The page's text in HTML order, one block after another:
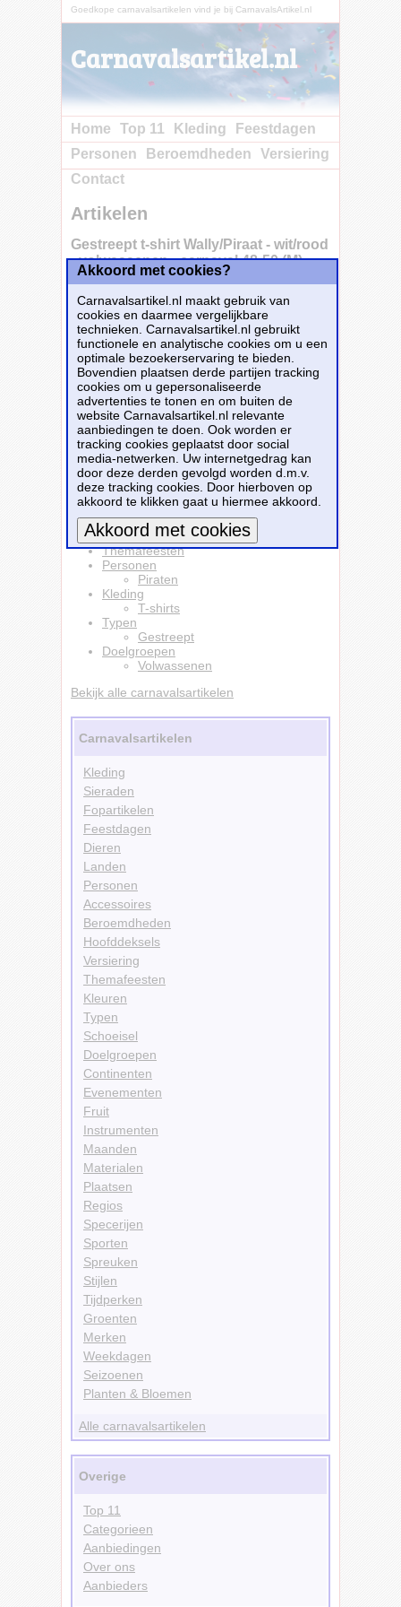
Goedkope carnavalsartikelen vind je bij CarnavalsArtikel.nl
Carnavalsartikel.nl
Home Top 11 Kleding
Feestdagen
Personen
Beroemdheden
Versiering
Contact
Artikelen
Gestreept t-shirt Wally/Piraat - wit/rood
- volwassenen - carnaval 48-50 (M) -
Gestreept heren t-shirt in de kleuren wit/rood.
Katoenen heren t-shirt met lange mouwen en
wit met rode strepen. Verkleed je met dit wit
met rood gestreepte shirt als een piraat, clown
of Waar is Wally reiziger. Carnaval
verkleedkleding shirts.
Dit carnavalsartikelGestreept t-shirt
Wally/Piraat - wit/rood - volwassenen -
carnaval 48-50 (M) -is te bestellen bij
en-feest.nlvoor€ 13,99.
Bestellen
Beroemdheden
Themafeesten
Personen
Piraten
Kleding
T-shirts
Typen
Gestreept
Doelgroepen
Volwassenen
Bekijk alle carnavalsartikelen
Carnavalsartikelen
Kleding
Sieraden
Fopartikelen
Feestdagen
Dieren
Landen
Personen
Accessoires
Beroemdheden
Hoofddeksels
Versiering
Themafeesten
Kleuren
Typen
Schoeisel
Doelgroepen
Continenten
Evenementen
Fruit
Instrumenten
Maanden
Materialen
Plaatsen
Regios
Specerijen
Sporten
Spreuken
Stijlen
Tijdperken
Groenten
Merken
Weekdagen
Seizoenen
Planten & Bloemen
Alle carnavalsartikelen
Overige
Top 11
Categorieen
Aanbiedingen
Over ons
Aanbieders
Akkoord met cookies?
Carnavalsartikel.nl maakt gebruik van
cookies en daarmee vergelijkbare
technieken. Carnavalsartikel.nl gebruikt
functionele en analytische cookies om u een
optimale bezoekerservaring te bieden.
Bovendien plaatsen derde partijen tracking
cookies om u gepersonaliseerde
advertenties te tonen en om buiten de
website Carnavalsartikel.nl relevante
aanbiedingen te doen. Ook worden er
tracking cookies geplaatst door social
media-netwerken. Uw internetgedrag kan
door deze derden gevolgd worden d.m.v.
deze tracking cookies. Door hierboven op
akkoord te klikken gaat u hiermee akkoord.
Meer informatie